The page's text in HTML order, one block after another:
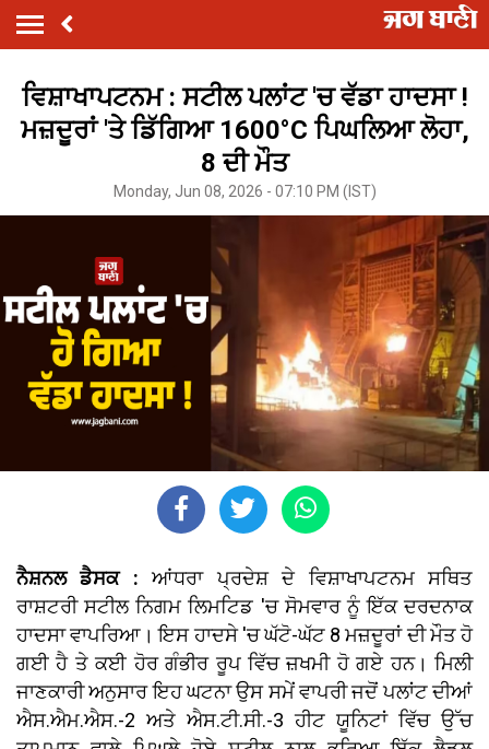
ਵਿਸ਼ਾਖਾਪਟਨਮ : ਸਟੀਲ ਪਲਾਂਟ 'ਚ ਵੱਡਾ ਹਾਦਸਾ !
ਮਜ਼ਦੂਰਾਂ 'ਤੇ ਡਿੱਗਿਆ 1600°C ਪਿਘਲਿਆ ਲੋਹਾ,
8 ਦੀ ਮੌਤ
Monday, Jun 08, 2026 - 07:10 PM (IST)
ਨੈਸ਼ਨਲ ਡੈਸਕ :ਆਂਧਰਾ ਪ੍ਰਦੇਸ਼ ਦੇ ਵਿਸ਼ਾਖਾਪਟਨਮ ਸਥਿਤ
ਰਾਸ਼ਟਰੀ ਸਟੀਲ ਨਿਗਮ ਲਿਮਟਿਡ 'ਚ ਸੋਮਵਾਰ ਨੂੰ ਇੱਕ ਦਰਦਨਾਕ
ਹਾਦਸਾ ਵਾਪਰਿਆ। ਇਸ ਹਾਦਸੇ 'ਚ ਘੱਟੋ-ਘੱਟ 8 ਮਜ਼ਦੂਰਾਂ ਦੀ ਮੌਤ ਹੋ
ਗਈ ਹੈ ਤੇ ਕਈ ਹੋਰ ਗੰਭੀਰ ਰੂਪ ਵਿੱਚ ਜ਼ਖਮੀ ਹੋ ਗਏ ਹਨ। ਮਿਲੀ
ਜਾਣਕਾਰੀ ਅਨੁਸਾਰ ਇਹ ਘਟਨਾ ਉਸ ਸਮੇਂ ਵਾਪਰੀ ਜਦੋਂ ਪਲਾਂਟ ਦੀਆਂ
ਐਸ.ਐਮ.ਐਸ.-2 ਅਤੇ ਐਸ.ਟੀ.ਸੀ.-3 ਹੀਟ ਯੂਨਿਟਾਂ ਵਿੱਚ ਉੱਚ